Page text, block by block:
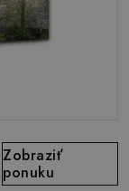
Zobraziť
ponuku